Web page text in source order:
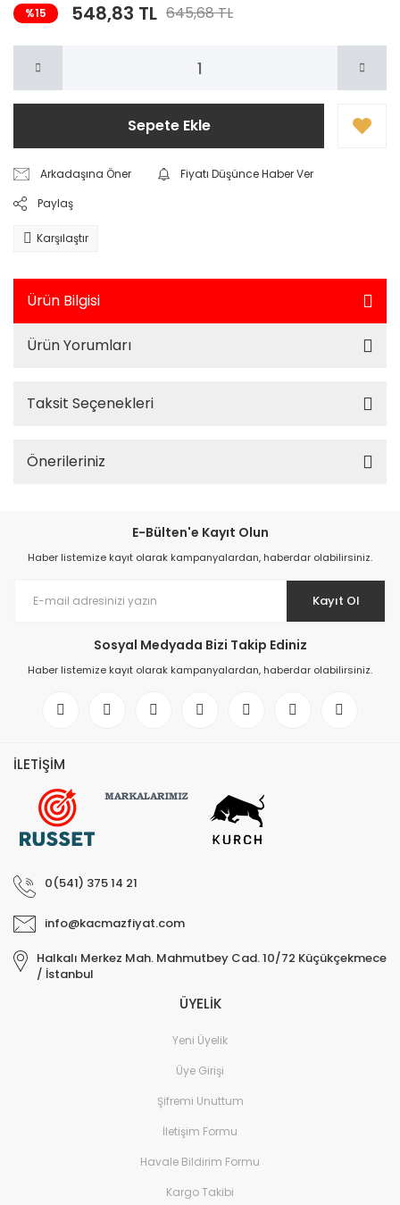
%15 548,83 TL 645,68 TL
Sepete Ekle
Arkadaşına Öner
Fiyatı Düşünce Haber Ver
Paylaş
Karşılaştır
Ürün Bilgisi
Ürün Yorumları
Taksit Seçenekleri
Önerileriniz
E-Bülten'e Kayıt Olun
Haber listemize kayıt olarak kampanyalardan, haberdar olabilirsiniz.
Kayıt Ol
Sosyal Medyada Bizi Takip Ediniz
Haber listemize kayıt olarak kampanyalardan, haberdar olabilirsiniz.
İLETİŞİM
0(541) 375 14 21
info@kacmazfiyat.com
Halkalı Merkez Mah. Mahmutbey Cad. 10/72 Küçükçekmece
/ İstanbul
ÜYELİK
Yeni Üyelik
Üye Girişi
Şifremi Unuttum
İletişim Formu
Havale Bildirim Formu
Kargo Takibi